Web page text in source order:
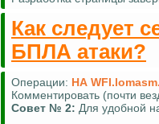
Как следует
БПЛА атаки?
Операции: НА
Комментировать (почти
Совет № 2: Для удобной